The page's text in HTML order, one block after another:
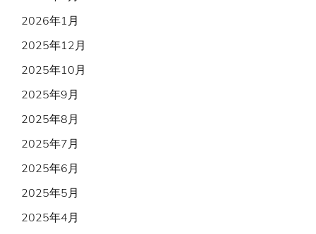
2026年1月
2025年12月
2025年10月
2025年9月
2025年8月
2025年7月
2025年6月
2025年5月
2025年4月